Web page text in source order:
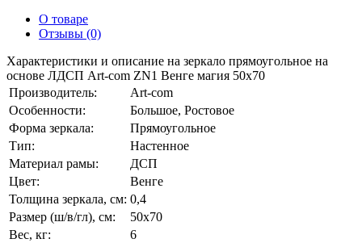
О товаре
Отзывы (0)
Характеристики и описание на зеркало прямоугольное на
основе ЛДСП Art-com ZN1 Венге магия 50х70
Производитель:
Art-com
Особенности:
Большое, Ростовое
Форма зеркала:
Прямоугольное
Тип:
Настенное
Материал рамы:
ДСП
Цвет:
Венге
Толщина зеркала, см: 0,4
Размер (ш/в/гл), см:
50х70
Вес, кг:
6